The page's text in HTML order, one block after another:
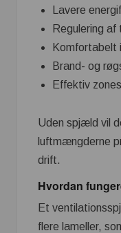
Lavere
Regulering af
Komfortabelt
Brand- og
Effektiv
Uden spjæld vil
luftmængderne
drift.
Hvordan
Et
flere lameller,